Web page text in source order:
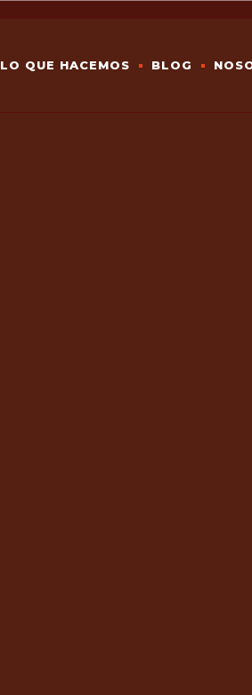
LO QUE HACEMOS BLOG